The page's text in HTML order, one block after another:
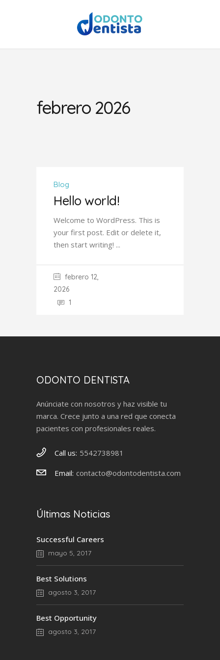
febrero 2026
Blog
Hello world!
Welcome to WordPress. This is
your first post. Edit or delete it,
then start writing!
febrero 12,
2026
1
ODONTO DENTISTA
Anúnciate con nosotros y haz visible tu
marca. Crece junto a una red que conecta
pacientes con profesionales reales.
Call us: 5542738981
Email: contacto@odontodentista.com
Últimas Noticias
Successful Careers
mayo 5, 2017
Best Solutions
agosto 3, 2017
Best Opportunity
agosto 3, 2017